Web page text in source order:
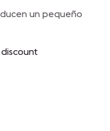
un pequeño